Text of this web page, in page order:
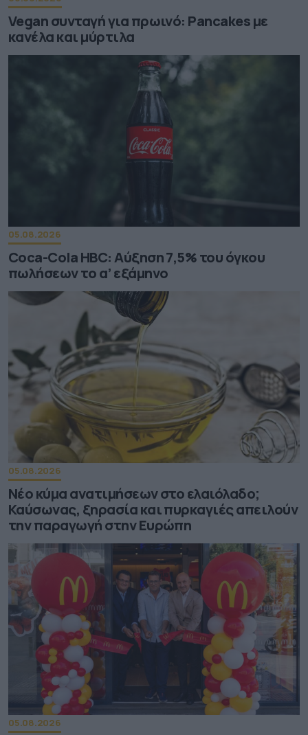
Vegan συνταγή για πρωινό: Pancakes με
κανέλα και μύρτιλα
05.08.2026
Coca-Cola HBC: Aύξηση 7,5% του όγκου
πωλήσεων το α’ εξάμηνο
05.08.2026
Νέο κύμα ανατιμήσεων στο ελαιόλαδο;
Καύσωνας, ξηρασία και πυρκαγιές απειλούν
την παραγωγή στην Ευρώπη
05.08.2026